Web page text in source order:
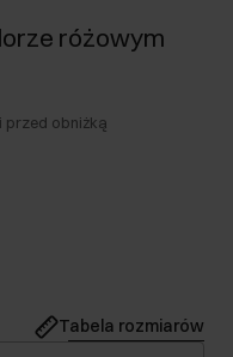
różowym
przed obniżką
Tabela rozmiarów